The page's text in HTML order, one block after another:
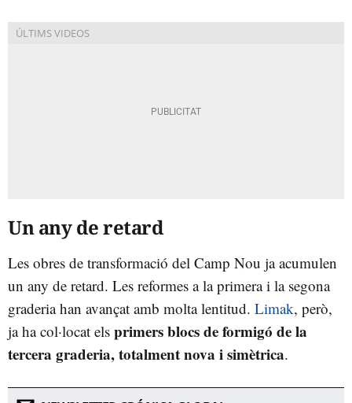
Un any de retard
Les obres de transformació del Camp Nou ja acumulen
un any de retard. Les reformes a la primera i la segona
graderia han avançat amb molta lentitud. Limak, però,
ja ha col·locat els primers blocs de formigó de la
tercera graderia, totalment nova i simètrica.